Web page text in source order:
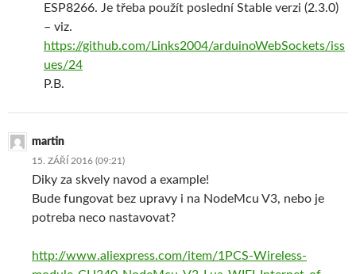
ESP8266. Je třeba použít poslední Stable verzi (2.3.0)
– viz.
https://github.com/Links2004/arduinoWebSockets/iss
ues/24
P.B.
martin
15. ZÁŘÍ 2016 (09:21)
Diky za skvely navod a example!
Bude fungovat bez upravy i na NodeMcu V3, nebo je
potreba neco nastavovat?
http://www.aliexpress.com/item/1PCS-Wireless-